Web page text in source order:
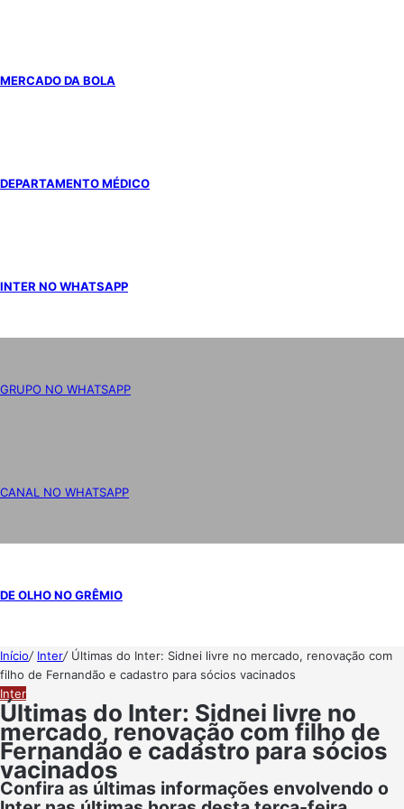
MERCADO DA BOLA
DEPARTAMENTO MÉDICO
INTER NO WHATSAPP
GRUPO NO WHATSAPP
CANAL NO WHATSAPP
DE OLHO NO GRÊMIO
Início/ Inter/ Últimas do Inter: Sidnei livre no mercado, renovação com
filho de Fernandão e cadastro para sócios vacinados
Inter
Últimas do Inter: Sidnei livre no
mercado, renovação com filho de
Fernandão e cadastro para sócios
vacinados
Confira as últimas informações envolvendo o